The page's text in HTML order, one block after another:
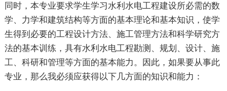
同时，本专业要求学生学习水利水电工程建设所必需的数
学、力学和建筑结构等方面的基本理论和基本知识，使学
生得到必要的工程设计方法、施工管理方法和科学研究方
法的基本训练，具有水利水电工程勘测、规划、设计、施
工、科研和管理等方面的基本能力。因此，如果要从事此
专业，那么我必须应获得以下几方面的知识和能力：